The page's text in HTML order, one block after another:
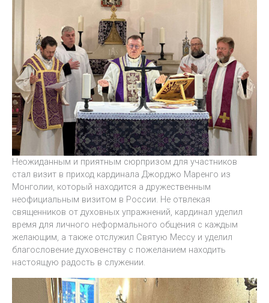
Неожиданным и приятным сюрпризом для участников
стал визит в приход кардинала Джорджо Маренго из
Монголии, который находится а дружественным
неофициальным визитом в России. Не отвлекая
священников от духовных упражнений, кардинал уделил
время для личного неформального общения с каждым
желающим, а также отслужил Святую Мессу и уделил
благословение духовенству с пожеланием находить
настоящую радость в служении.